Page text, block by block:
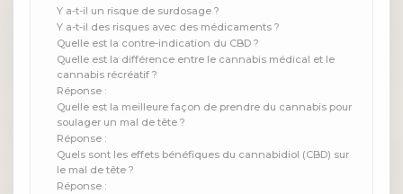
Y a-t-il un risque de surdosage ?
Y a-t-il des risques avec des médicaments ?
Quelle est la contre-indication du CBD ?
Quelle est la différence entre le cannabis médical et le
cannabis récréatif ?
Réponse :
Quelle est la meilleure façon de prendre du cannabis pour
soulager un mal de tête ?
Réponse :
Quels sont les effets bénéfiques du cannabidiol (CBD) sur
le mal de tête ?
Réponse :